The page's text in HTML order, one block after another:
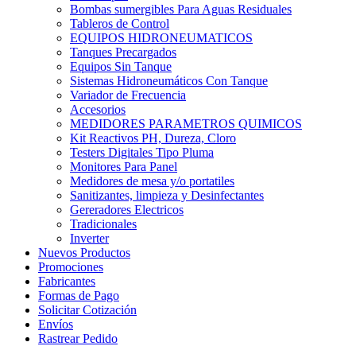
Bombas sumergibles Para Aguas Residuales
Tableros de Control
EQUIPOS HIDRONEUMATICOS
Tanques Precargados
Equipos Sin Tanque
Sistemas Hidroneumáticos Con Tanque
Variador de Frecuencia
Accesorios
MEDIDORES PARAMETROS QUIMICOS
Kit Reactivos PH, Dureza, Cloro
Testers Digitales Tipo Pluma
Monitores Para Panel
Medidores de mesa y/o portatiles
Sanitizantes, limpieza y Desinfectantes
Gereradores Electricos
Tradicionales
Inverter
Nuevos Productos
Promociones
Fabricantes
Formas de Pago
Solicitar Cotización
Envíos
Rastrear Pedido